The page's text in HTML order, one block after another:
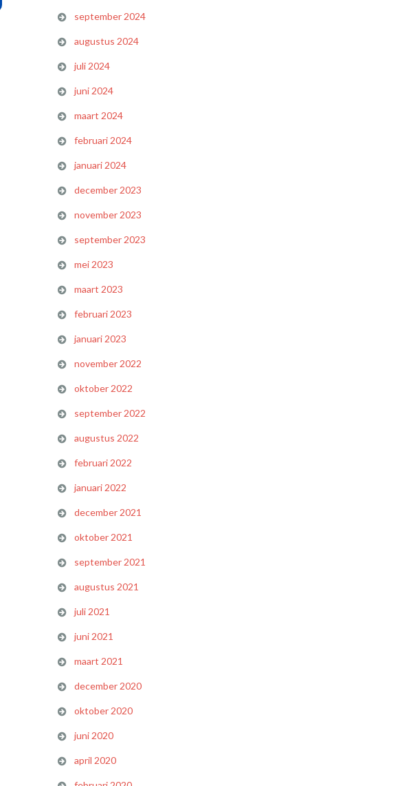
september 2024
augustus 2024
juli 2024
juni 2024
maart 2024
februari 2024
januari 2024
december 2023
november 2023
september 2023
mei 2023
maart 2023
februari 2023
januari 2023
november 2022
oktober 2022
september 2022
augustus 2022
februari 2022
januari 2022
december 2021
oktober 2021
september 2021
augustus 2021
juli 2021
juni 2021
maart 2021
december 2020
oktober 2020
juni 2020
april 2020